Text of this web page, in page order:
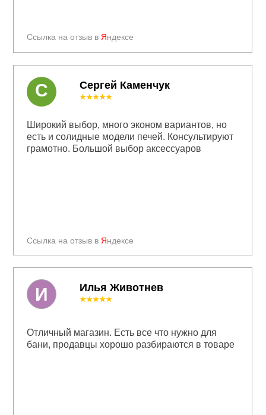
Ссылка на отзыв в Яндексе
Сергей Каменчук
Ссылка на отзыв в Яндексе
★★★★★
Широкий выбор, много эконом вариантов, но
есть и солидные модели печей. Консультируют
грамотно. Большой выбор аксессуаров
С
Илья Животнев
★★★★★
Отличный магазин. Есть все что нужно для
бани, продавцы хорошо разбираются в товаре
И